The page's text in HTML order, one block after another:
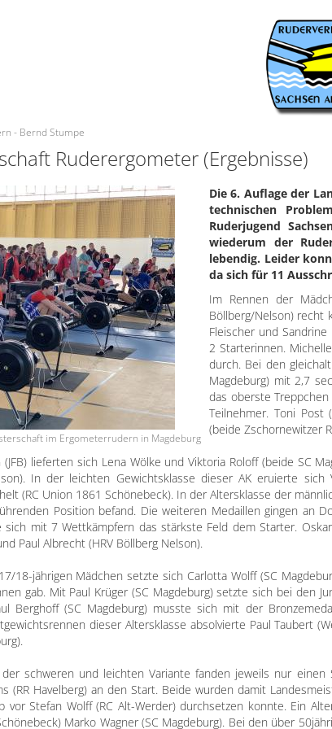
- Bernd Stumpe
Ruderergometer (Ergebnisse)
im Ergometerrudern in Magdeburg
Die 6. Auflage der
technischen
Ruderjugend
wiederum der
lebendig. Leider
da sich für 11
Im Rennen der
Böllberg/Nelson) recht
Fleischer und
2 Starterinnen.
durch. Bei den
Magdeburg) mit 2,7
das oberste
Teilnehmer. Toni
(beide Zschornewitzer
lieferten sich Lena Wölke und Viktoria Roloff (beide SC
In der leichten Gewichtsklasse dieser AK eruierte
(RC Union 1861 Schönebeck). In der Altersklasse der
Position befand. Die weiteren Medaillen gingen an
sich mit 7 Wettkämpfern das stärkste Feld dem Starter.
Paul Albrecht (HRV Böllberg Nelson).
18-jährigen Mädchen setzte sich Carlotta Wolff (SC
gab. Mit Paul Krüger (SC Magdeburg) setzte sich bei den
Berghoff (SC Magdeburg) musste sich mit der
dieser Altersklasse absolvierte Paul Taubert
schweren und leichten Variante fanden jeweils nur
(RR Havelberg) an den Start. Beide wurden damit
vor Stefan Wolff (RC Alt-Werder) durchsetzen konnte. Ein
Marko Wagner (SC Magdeburg). Bei den über